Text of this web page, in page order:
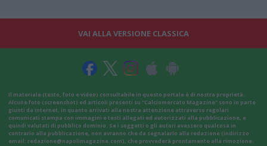
VAI ALLA VERSIONE CLASSICA
Il materiale (testo, foto e video) consultabile in questo portale è di nostra proprietà.
Alcune foto (screenshot) ed articoli presenti su "Calciomercato Magazine" sono in parte
giunti da internet, in quanto arrivati alla nostra attenzione attraverso regolari
comunicati stampa con immagini e testi allegati ed autorizzati alla pubblicazione, e
quindi valutati di pubblico dominio. Se i soggetti o gli autori avessero qualcosa in
contrario alla pubblicazione, non avranno che da segnalarlo alla redazione (indirizzo
email: redazione@napolimagazine.com), che provvederà prontamente alla rimozione.